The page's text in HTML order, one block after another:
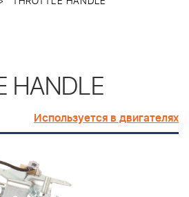
HANDLE
Используется в двигателях